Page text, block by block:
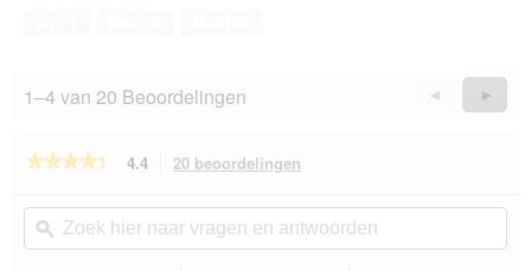
1–4 van 20 Beoordelingen
Vorige
Reviews
◄ ►
★★★★★
★★★★★
de
4.4 20 beoordelingen
actie
navigeert
u
Zoek
hier
naar
ϙ